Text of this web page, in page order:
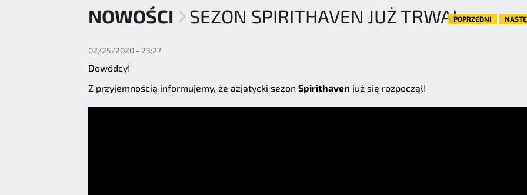
NOWOŚCI SEZON SPIRITHAVEN JUŻ TRWA!POPRZEDNI
02/25/2020 - 23:27
Dowódcy!
Z przyjemnością informujemy, że azjatycki sezon Spirithaven już się rozpoczął!